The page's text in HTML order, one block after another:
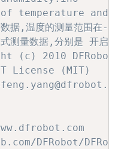
temperature and
据,温度的测量范围
测量数据,分别是 开启时
(c) 2010
License (MIT)
DFRobot/